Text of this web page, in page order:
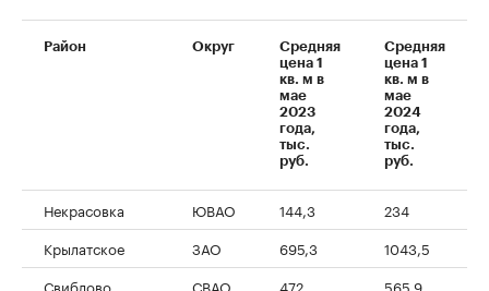
Район Округ
Средняя
цена 1
кв. м в
мае
2023
года,
тыс.
руб.
Средняя
цена 1
кв. м в
мае
2024
года,
тыс.
руб.
Некрасовка ЮВАО 144,3
234
Крылатское
ЗАО 695,3
1043,5
Свиблово
СВАО 472 565,9